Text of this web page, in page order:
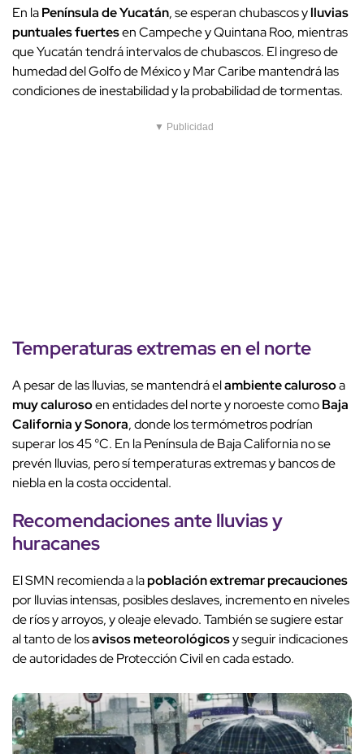
En laPenínsula de Yucatán, se esperan chubascos ylluvias
puntuales fuertesen Campeche y Quintana Roo, mientras
que Yucatán tendrá intervalos de chubascos. El ingreso de
humedad del Golfo de México y Mar Caribe mantendrá las
condiciones de inestabilidad y la probabilidad de tormentas.
▼ Publicidad
Temperaturas extremas en el norte
A pesar de las lluvias, se mantendrá elambiente calurosoa
muy calurosoen entidades del norte y noroeste comoBaja
California y Sonora, donde los termómetros podrían
superar los 45 °C. En la Península de Baja California no se
prevén lluvias, pero sí temperaturas extremas y bancos de
niebla en la costa occidental.
Recomendaciones ante lluvias y
huracanes
El SMN recomienda a lapoblación extremar precauciones
por lluvias intensas, posibles deslaves, incremento en niveles
de ríos y arroyos, y oleaje elevado. También se sugiere estar
al tanto de losavisos meteorológicosy seguir indicaciones
de autoridades de Protección Civil en cada estado.